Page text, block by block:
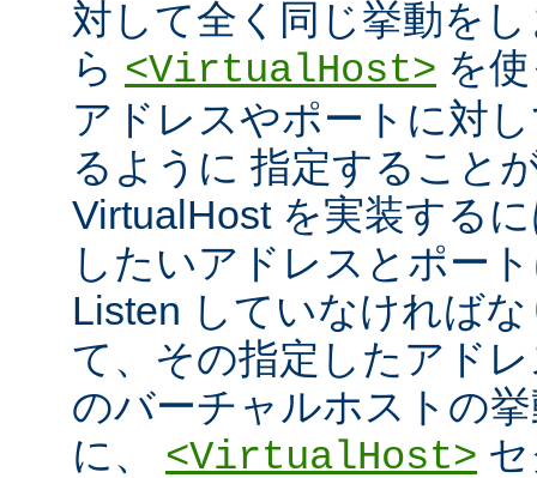
対して全く同じ挙動を
ら <VirtualHost> を
アドレスやポートに対
るように 指定すること
VirtualHost を実装する
したいアドレスとポー
Listen していなければ
て、その指定したアド
のバーチャルホストの
に、 <VirtualHost>